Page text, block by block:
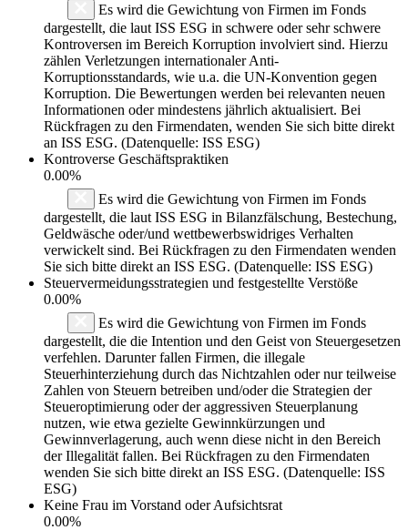
Es wird die Gewichtung von Firmen im Fonds
dargestellt, die laut ISS ESG in schwere oder sehr schwere
Kontroversen im Bereich Korruption involviert sind. Hierzu
zählen Verletzungen internationaler Anti-
Korruptionsstandards, wie u.a. die UN-Konvention gegen
Korruption. Die Bewertungen werden bei relevanten neuen
Informationen oder mindestens jährlich aktualisiert. Bei
Rückfragen zu den Firmendaten, wenden Sie sich bitte direkt
an ISS ESG. (Datenquelle: ISS ESG)
Kontroverse Geschäftspraktiken
0.00%
Es wird die Gewichtung von Firmen im Fonds
dargestellt, die laut ISS ESG in Bilanzfälschung, Bestechung,
Geldwäsche oder/und wettbewerbswidriges Verhalten
verwickelt sind. Bei Rückfragen zu den Firmendaten wenden
Sie sich bitte direkt an ISS ESG. (Datenquelle: ISS ESG)
Steuervermeidungsstrategien und festgestellte Verstöße
0.00%
Es wird die Gewichtung von Firmen im Fonds
dargestellt, die die Intention und den Geist von Steuergesetzen
verfehlen. Darunter fallen Firmen, die illegale
Steuerhinterziehung durch das Nichtzahlen oder nur teilweise
Zahlen von Steuern betreiben und/oder die Strategien der
Steueroptimierung oder der aggressiven Steuerplanung
nutzen, wie etwa gezielte Gewinnkürzungen und
Gewinnverlagerung, auch wenn diese nicht in den Bereich
der Illegalität fallen. Bei Rückfragen zu den Firmendaten
wenden Sie sich bitte direkt an ISS ESG. (Datenquelle: ISS
ESG)
Keine Frau im Vorstand oder Aufsichtsrat
0.00%